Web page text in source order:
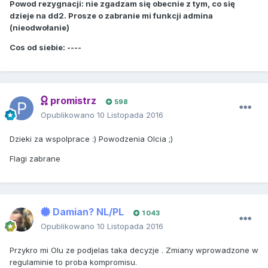
Powod rezygnacji: nie zgadzam się obecnie z tym, co się
dzieje na dd2. Prosze o zabranie mi funkcji admina
(nieodwołanie)
Cos od siebie: ----
promistrz 598
Opublikowano 10 Listopada 2016
Dzieki za wspolprace :) Powodzenia Olcia ;)
Flagi zabrane
Damian? NL/PL 1 043
Opublikowano 10 Listopada 2016
Przykro mi Olu ze podjelas taka decyzje . Zmiany wprowadzone w
regulaminie to proba kompromisu.